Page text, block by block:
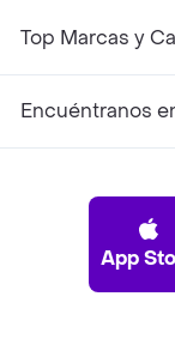
Top Marcas y
Encuéntranos
App